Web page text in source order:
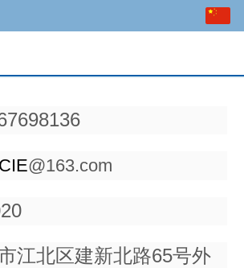
@163.com
江北区建新北路65号外